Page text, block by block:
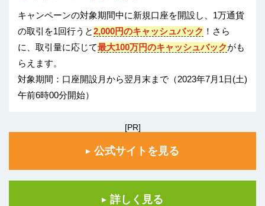
キャンペーンの対象期間中に新規口座を開設し、1万通貨
の取引を1回行うと2,000円のキャッシュバック ！さら
に、取引量に応じて最大100万円のキャッシュバックがも
らえます。
対象期間：口座開設月から翌月末まで（2023年7月1日(土)
午前6時00分開始）
[PR]
公式サイトを見る
詳しく見る